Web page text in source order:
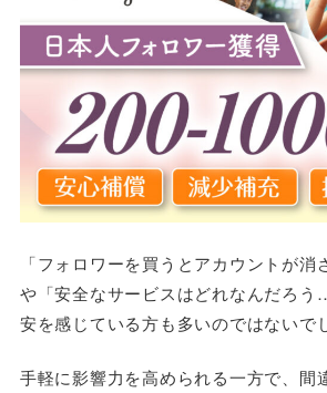
「フォロワーを買うとアカウントが消
や「安全なサービスはどれなんだろ
安を感じている方も多いのではないで
手軽に影響力を高められる一方で、間